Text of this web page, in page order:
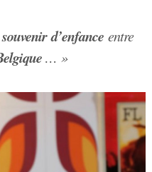
d’enfance entre
… »